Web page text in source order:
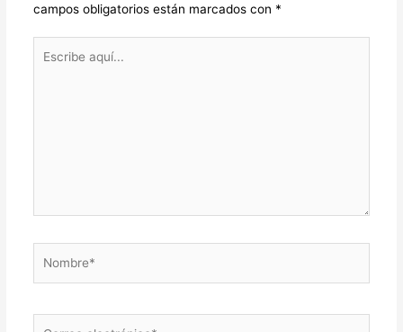
campos obligatorios están marcados con *
aquí...